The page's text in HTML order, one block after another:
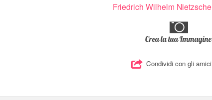
Friedrich Wilhelm Nietzsche
Crea la tua Immagine
Condividi con gli amici